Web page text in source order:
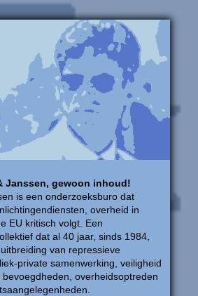
Janssen, gewoon inhoud!
is een onderzoeksburo dat
overheid in
EU kritisch volgt. Een
dat al 40 jaar, sinds 1984,
van repressieve
private samenwerking, veiligheid
overheidsoptreden